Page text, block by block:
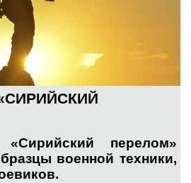
перелом»
военной техники,